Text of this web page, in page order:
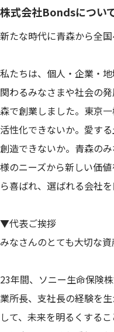
株式会社Bondsについ
新たな時代に青森から全
私たちは、個人・企業・
関わるみなさまや社会の
森で創業しました。東京
活性化できないか。愛す
創造できないか。青森の
様のニーズから新しい価
ら喜ばれ、選ばれる会社
▼代表ご挨拶
みなさんのとても大切な資
23年間、ソニー生命保険
業所長、支社長の経験を
して、未来を明るくする